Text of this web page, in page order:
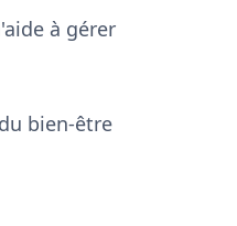
à gérer
bien-être